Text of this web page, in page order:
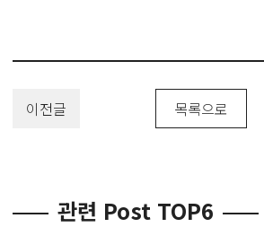
이전글 목록으로
관련 Post TOP6